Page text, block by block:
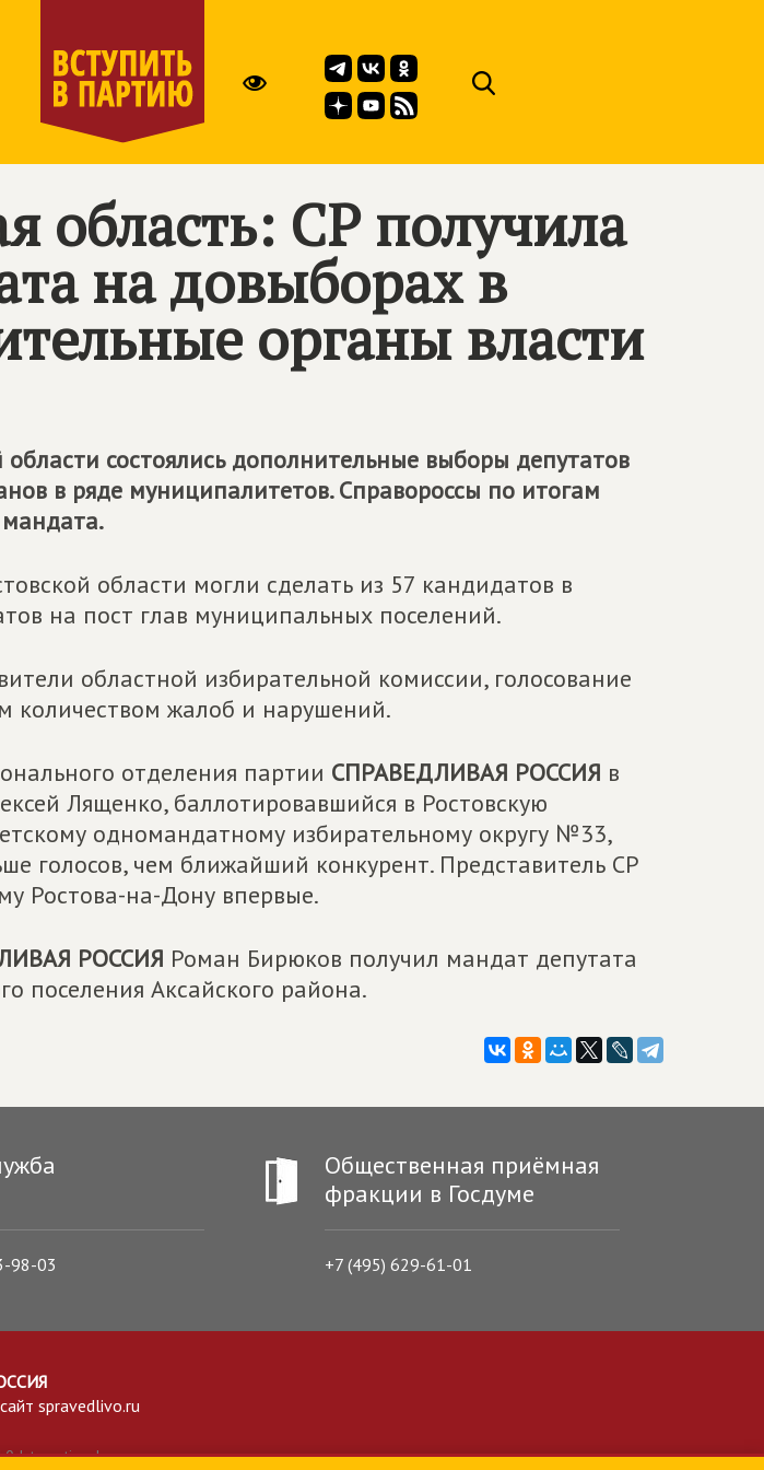
область: СР получила
на довыборах в
органы власти
области состоялись дополнительные выборы депутатов
в ряде муниципалитетов. Справороссы по итогам
области могли сделать из 57 кандидатов в
на пост глав муниципальных поселений.
областной избирательной комиссии, голосование
жалоб и нарушений.
отделения партии СПРАВЕДЛИВАЯ РОССИЯ в
Лященко, баллотировавшийся в Ростовскую
одномандатному избирательному округу №33,
голосов, чем ближайший конкурент. Представитель СР
Ростова-на-Дону впервые.
РОССИЯ Роман Бирюков получил мандат депутата
поселения Аксайского района.
98-03
Общественная приёмная
фракции в Госдуме
+7 (495) 629-61-01
spravedlivo.ru
International